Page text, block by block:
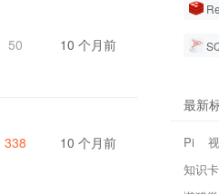
50 10 个月前
338 10 个月前
最新
Pi
知识